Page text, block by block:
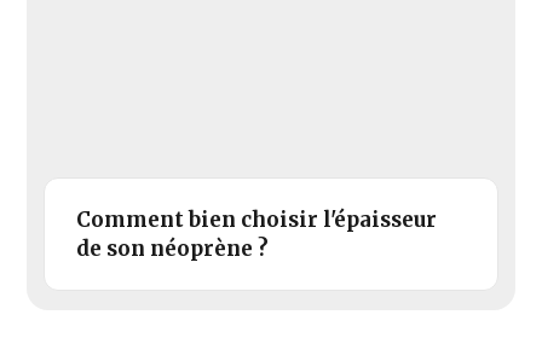
Comment bien choisir l'épaisseur
de son néoprène ?